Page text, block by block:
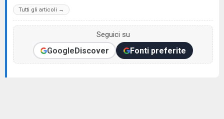
Tutti gli articoli →
Seguici su
GoogleDiscover Fonti preferite